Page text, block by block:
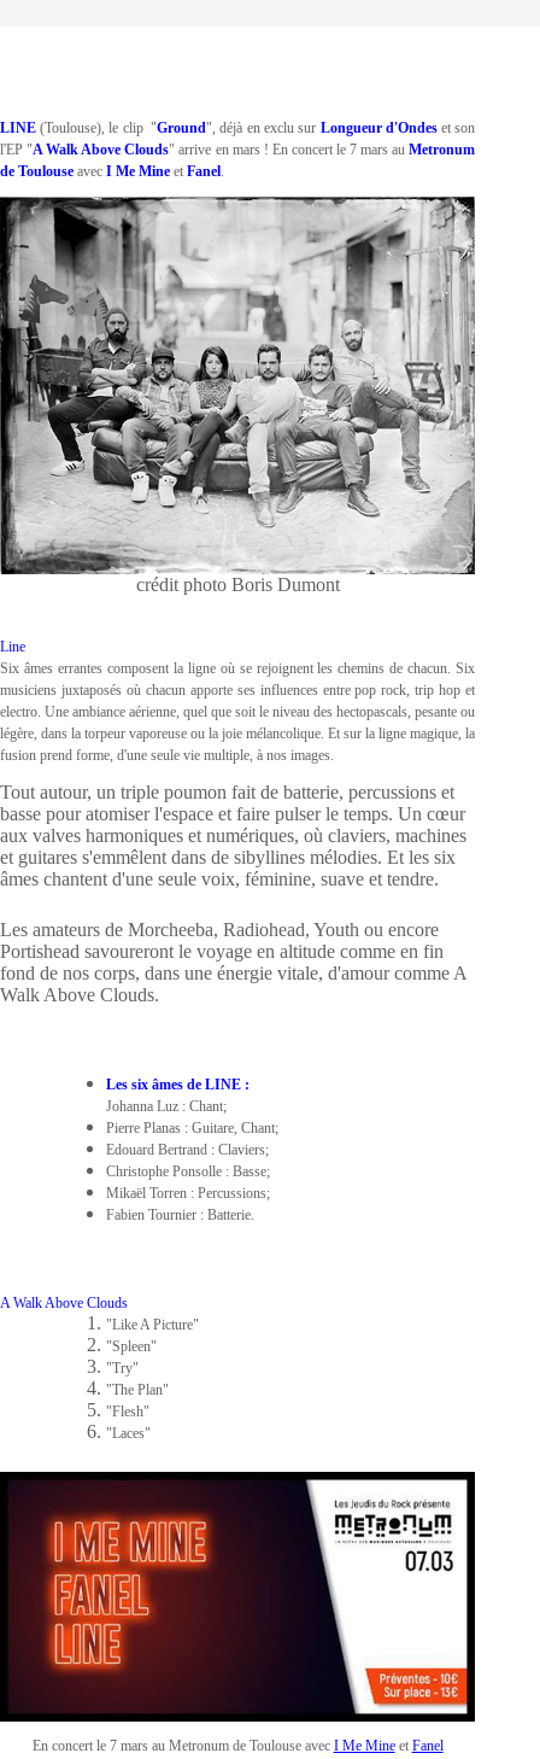
LINE (Toulouse), le clip "Ground", déjà en exclu sur Longueur d'Ondeset son
l'EP "A Walk Above Clouds" arrive en mars ! En concert le 7 mars auMetronum
de Toulouse avec I Me Mine et Fanel.
crédit photo Boris Dumont
Line
Six âmes errantes composent la ligne où se rejoignent les chemins de chacun. Six
musiciens juxtaposés où chacun apporte ses influences entre pop rock, trip hop et
electro. Une ambiance aérienne, quel que soit le niveau des hectopascals, pesante ou
légère, dans la torpeur vaporeuse ou la joie mélancolique. Et sur la ligne magique, la
fusion prend forme, d'une seule vie multiple, à nos images.
Tout autour, un triple poumon fait de batterie, percussions et
basse pour atomiser l'espace et faire pulser le temps. Un cœur
aux valves harmoniques et numériques, où claviers, machines
et guitares s'emmêlent dans de sibyllines mélodies. Et les six
âmes chantent d'une seule voix, féminine, suave et tendre.
Les amateurs de Morcheeba, Radiohead, Youth ou encore
Portishead savoureront le voyage en altitude comme en fin
fond de nos corps, dans une énergie vitale, d'amour comme A
Walk Above Clouds.
Les six âmes de LINE :
Johanna Luz : Chant;
Pierre Planas : Guitare, Chant;
Edouard Bertrand : Claviers;
Christophe Ponsolle : Basse;
Mikaël Torren : Percussions;
Fabien Tournier : Batterie.
A Walk Above Clouds
"Like A Picture"
"Spleen"
"Try"
"The Plan"
"Flesh"
"Laces"
En concert le 7 mars au Metronum de Toulouse avec I Me Mine et Fanel